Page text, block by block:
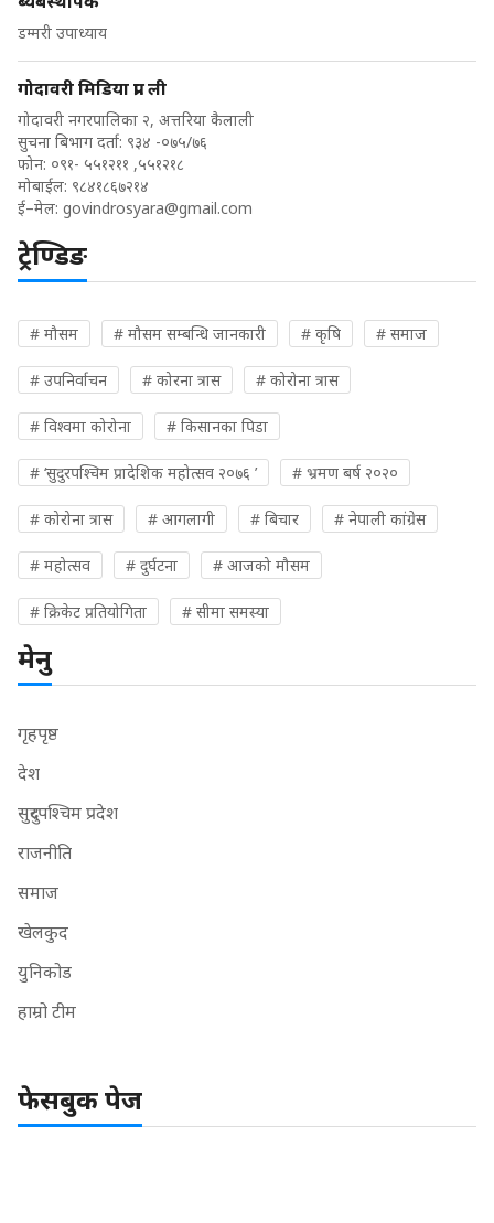
डम्मरी उपाध्याय
गोदावरी मिडिया प्रा. ली
गोदावरी नगरपालिका २, अत्तरिया कैलाली
सुचना बिभाग दर्ता: ९३४ -०७५/७६
फोन: ०९१- ५५१२११ ,५५१२१८
मोबाईल: ९८४१८६७२१४
ई–मेल: govindrosyara@gmail.com
ट्रेण्डिङ
# मौसम # मौसम सम्बन्धि जानकारी # कृषि # समाज
# उपनिर्वाचन # कोरना त्रास # कोरोना त्रास
# विश्वमा कोरोना # किसानका पिडा
# ‘सुदुरपश्चिम प्रादेशिक महोत्सव २०७६ ’ # भ्रमण बर्ष २०२०
# कोरोना त्रास # आगलागी # बिचार # नेपाली कांग्रेस
# महोत्सव # दुर्घटना # आजको मौसम
# क्रिकेट प्रतियोगिता # सीमा समस्या
मेनु
गृहपृष्ठ
देश
सुदुरपश्चिम प्रदेश
राजनीति
समाज
खेलकुद
युनिकोड
हाम्रो टीम
फेसबुक पेज